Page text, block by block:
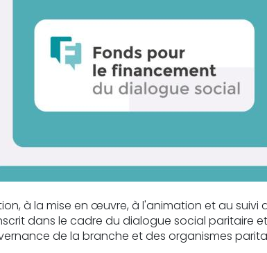
à la mise en œuvre, à l'animation et au
dans le cadre du dialogue social paritaire
de la branche et des organismes